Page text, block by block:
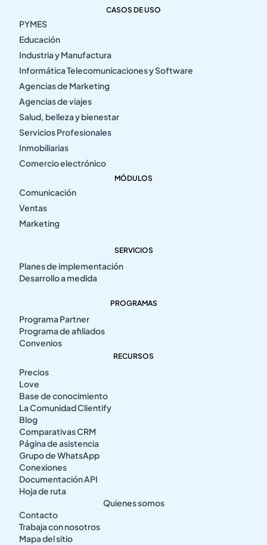
CASOS DE USO
PYMES
Educación
Industria y Manufactura
Informática Telecomunicaciones y Software
Agencias de Marketing
Agencias de viajes
Salud, belleza y bienestar
Servicios Profesionales
Inmobiliarias
Comercio electrónico
MÓDULOS
Comunicación
Ventas
Marketing
SERVICIOS
Planes de implementación
Desarrollo a medida
PROGRAMAS
Programa Partner
Programa de afiliados
Convenios
RECURSOS
Precios
Love
Base de conocimiento
La Comunidad Clientify
Blog
Comparativas CRM
Página de asistencia
Grupo de WhatsApp
Conexiones
Documentación API
Hoja de ruta
Quienes somos
Contacto
Trabaja con nosotros
Mapa del sitio